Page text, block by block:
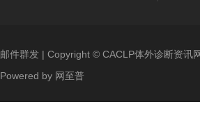
邮件群发 | Copyright © CACLP体外诊断资讯
Powered by 网至普